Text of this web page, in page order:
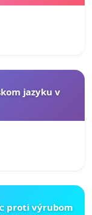
jazyku v
proti výrubom